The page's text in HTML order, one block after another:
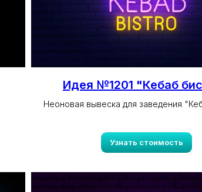
Идея №1201 "Кебаб
Неоновая вывеска для заведения
Узнать стоимость